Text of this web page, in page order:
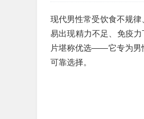
现代男性常受饮食不规
易出现精力不足、免疫
片堪称优选——它专为男
可靠选择。